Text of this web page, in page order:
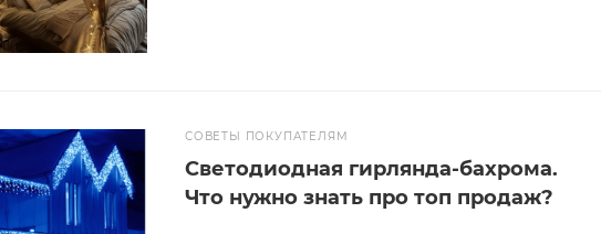
СОВЕТЫ ПОКУПАТЕЛЯМ
Светодиодная гирлянда-бахрома.
Что нужно знать про топ продаж?